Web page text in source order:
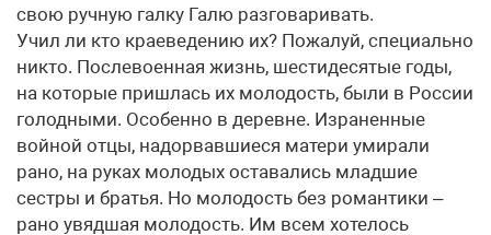
свою ручную галку Галю разговаривать.
Учил ли кто краеведению их? Пожалуй, специально
никто. Послевоенная жизнь, шестидесятые годы,
на которые пришлась их молодость, были в России
голодными. Особенно в деревне. Израненные
войной отцы, надорвавшиеся матери умирали
рано, на руках молодых оставались младшие
сестры и братья. Но молодость без романтики –
рано увядшая молодость. Им всем хотелось